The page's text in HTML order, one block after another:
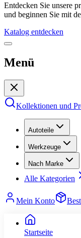
Entdecken Sie unsere
und beginnen Sie mit
Katalog entdecken
Menü
Kollektionen und
Autoteile
Werkzeuge
Nach Marke
Alle Kategorien
Mein Konto
Startseite